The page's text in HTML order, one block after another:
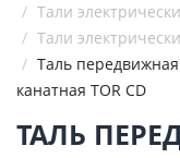
Тали
Тали
Таль передвижная IP 54 2,0 т 18 м 380 В
канатная TOR CD
ТАЛЬ